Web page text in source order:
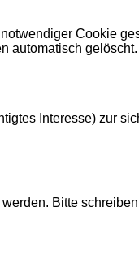
Cookie
automatisch gelöscht.
Interesse) zur
Bitte